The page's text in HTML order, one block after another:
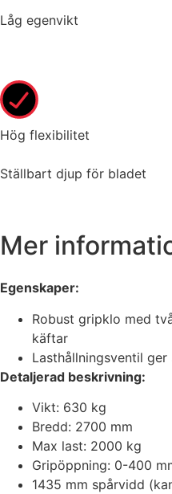
Låg egenvikt
Hög flexibilitet
Ställbart djup för bladet
Mer
Egenskaper:
Robust gripklo med
käftar
Lasthållningsventil
Detaljerad beskrivning:
Vikt: 630 kg
Bredd: 2700 mm
Max last: 2000 kg
Gripöppning: 0-400
1435 mm spårvidd